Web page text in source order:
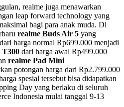
realme juga menawarkan
leap forward technology yang
bagi para anak muda. Di
realme Buds Air 5 yang
harga normal Rp699.000 menjadi
T300 dari harga awal Rp499.000
realme Pad Mini
potongan harga dari Rp2.799.000
spesial tersebut bisa didapatkan
Day yang berlaku di seluruh
Indonesia mulai tanggal 9-13